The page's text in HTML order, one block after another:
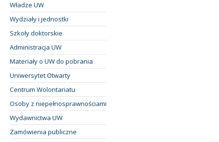
Władze UW
Wydziały i jednostki
Szkoły doktorskie
Administracja UW
Materiały o UW do pobrania
Uniwersytet Otwarty
Centrum Wolontariatu
Osoby z niepełnosprawnościami
Wydawnictwa UW
Zamówienia publiczne